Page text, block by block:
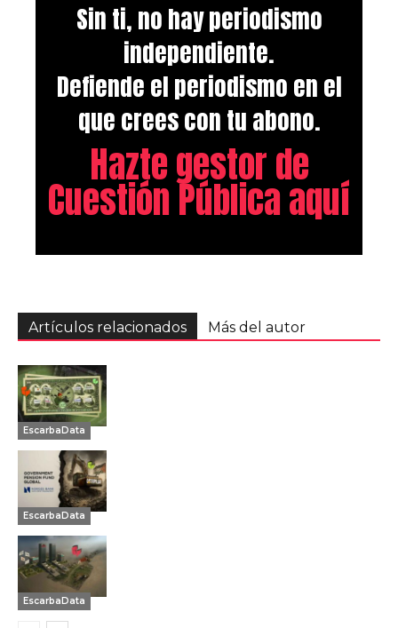
Sin ti, no hay periodismo
independiente.
Defiende el periodismo en el
que crees con tu abono.
Hazte gestor de
Cuestión Pública aquí
Artículos relacionados Más del autor
EscarbaData
EscarbaData
EscarbaData